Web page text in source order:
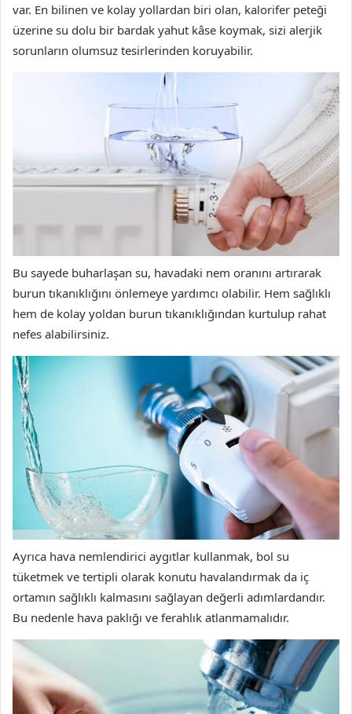
var. En bilinen ve kolay yollardan biri olan, kalorifer peteği
üzerine su dolu bir bardak yahut kâse koymak, sizi alerjik
sorunların olumsuz tesirlerinden koruyabilir.
Bu sayede buharlaşan su, havadaki nem oranını artırarak
burun tıkanıklığını önlemeye yardımcı olabilir. Hem sağlıklı
hem de kolay yoldan burun tıkanıklığından kurtulup rahat
nefes alabilirsiniz.
Ayrıca hava nemlendirici aygıtlar kullanmak, bol su
tüketmek ve tertipli olarak konutu havalandırmak da iç
ortamın sağlıklı kalmasını sağlayan değerli adımlardandır.
Bu nedenle hava paklığı ve ferahlık atlanmamalıdır.